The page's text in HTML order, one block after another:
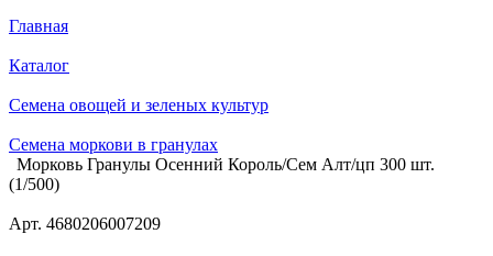
Главная
Каталог
Семена овощей и зеленых культур
Семена моркови в гранулах
Морковь Гранулы Осенний Король/Сем Алт/цп 300 шт.
(1/500)
Арт. 4680206007209